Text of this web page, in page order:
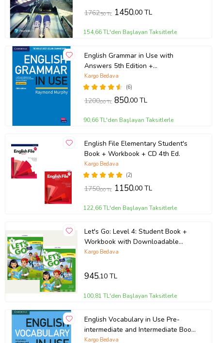
1762,50 TL 1450,00 TL
154,66 TL'den Başlayan Taksitlerle
English Grammar in Use with
Answers 5th Edition +
Downloadable Audios CD
(6)
Kargo Bedava
1200,00 TL 850,00 TL
90,66 TL'den Başlayan Taksitlerle
English File Elementary Student's
Book + Workbook + CD 4th Ed.
(2)
Kargo Bedava
1750,00 TL 1150,00 TL
122,66 TL'den Başlayan Taksitlerle
Let's Go: Level 4: Student Book +
Workbook with Downloadable
Audios
Kargo Bedava
945,10 TL
100,81 TL'den Başlayan Taksitlerle
English Vocabulary in Use Pre-
intermediate and Intermediate Book
and CD
Kargo Bedava